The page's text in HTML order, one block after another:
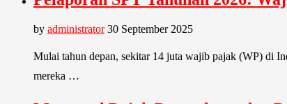
by administrator 30 September 2025
Mulai tahun depan, sekitar 14 juta wajib pajak (WP) di
mereka …